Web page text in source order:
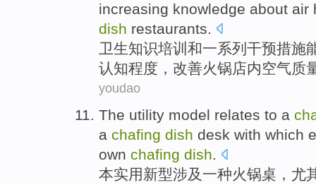
increasing knowledge about air
dish restaurants.
卫生知识培训 和一系列干预措施
认知程度， 改善火锅店内空气质
youdao
The utility model relates to a
a chafing dish desk with which
own chafing dish.
本实用新型涉及 一种火锅桌 ， 尤